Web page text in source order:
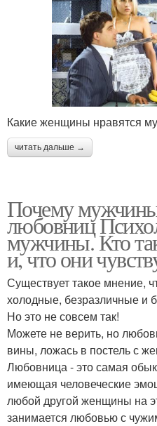
Какие женщины нравятся
читать дальше →
Почему мужчины
любовниц
мужчины. Кто
и, что они
Существует такое мнение,
холодные, безразличные и
Но это не совсем так!
Можете не верить, но
вины, ложась в постель с
Любовница - это самая
имеющая человеческие
любой другой женщины на
занимается любовью с